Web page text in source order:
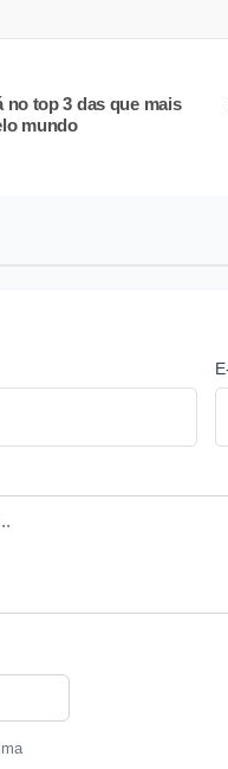
no top 3 das que mais
mundo